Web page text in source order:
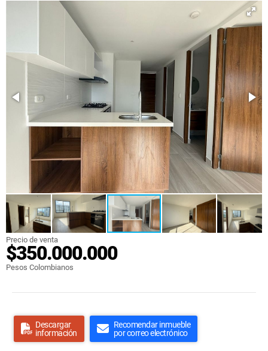
Precio de venta
$350.000.000
Pesos Colombianos
Descargar
información
Recomendar inmueble
por correo electrónico